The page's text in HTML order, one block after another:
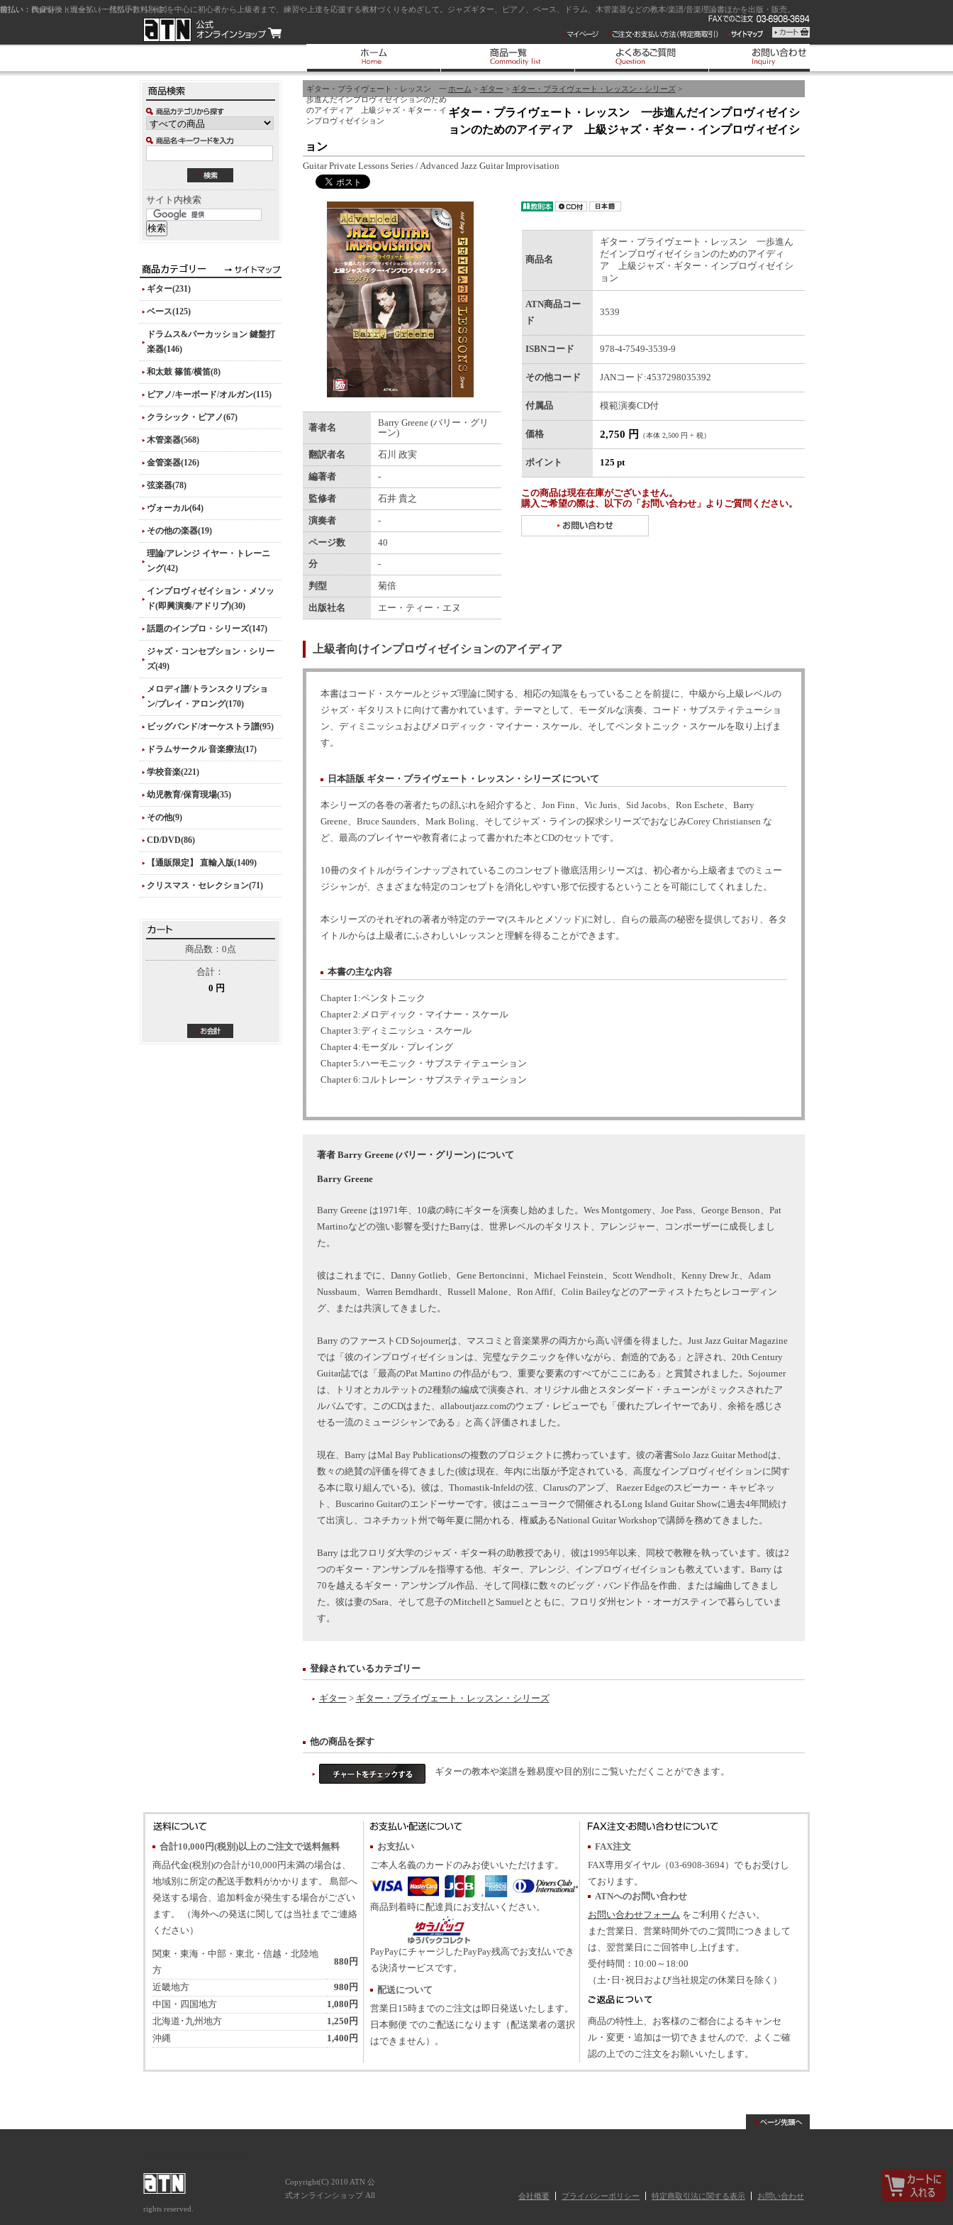
ジャズを中心に初心者から上級者まで、練習や上達を応援する教材づくりをめざして。ジャズギター、ピアノ、ベース、ドラム、木管楽器などの教本/楽譜/音楽理論書ほかを出版・販売。
サイト内検索
ギター(231)
ベース(125)
ドラムス&パーカッション 鍵盤打
楽器(146)
和太鼓 篠笛/横笛(8)
ピアノ/キーボード/オルガン(115)
クラシック・ピアノ(67)
木管楽器(568)
金管楽器(126)
弦楽器(78)
ヴォーカル(64)
その他の楽器(19)
理論/アレンジ イヤー・トレーニ
ング(42)
インプロヴィゼイション・メソッ
ド(即興演奏/アドリブ)(30)
話題のインプロ・シリーズ(147)
ジャズ・コンセプション・シリー
ズ(49)
メロディ譜/トランスクリプショ
ン/プレイ・アロング(170)
ビッグバンド/オーケストラ譜(95)
ドラムサークル 音楽療法(17)
学校音楽(221)
幼児教育/保育現場(35)
その他(9)
CD/DVD(86)
【通販限定】 直輸入版(1409)
クリスマス・セレクション(71)
商品数：0点
合計：
0 円
ホーム > ギター > ギター・プライヴェート・レッスン・シリーズ>
ギター・プライヴェート・レッスン 一
歩進んだインプロヴィゼイションのため
のアイディア 上級ジャズ・ギター・イ
ンプロヴィゼイション
ギター・プライヴェート・レッスン 一歩進んだインプロヴィゼイシ
ョンのためのアイディア 上級ジャズ・ギター・インプロヴィゼイシ
ョン
Guitar Private Lessons Series / Advanced Jazz Guitar Improvisation
著者名
Barry Greene (バリー・グリ
ーン)
翻訳者名 石川 政実
編著者 -
監修者 石井 貴之
演奏者 -
ページ数 40
分 -
判型 菊倍
出版社名 エー・ティー・エヌ
商品名
ギター・プライヴェート・レッスン 一歩進ん
だインプロヴィゼイションのためのアイディ
ア 上級ジャズ・ギター・インプロヴィゼイシ
ョン
ATN商品コー
ド
3539
ISBNコード 978-4-7549-3539-9
その他コード JANコード:4537298035392
付属品 模範演奏CD付
価格 2,750 円 （本体 2,500 円 + 税）
ポイント 125 pt
この商品は現在在庫がございません。
購入ご希望の際は、以下の「お問い合わせ」よりご質問ください。
上級者向けインプロヴィゼイションのアイディア
本書はコード・スケールとジャズ理論に関する、相応の知識をもっていることを前提に、中級から上級レベルの
ジャズ・ギタリストに向けて書かれています。テーマとして、モーダルな演奏、コード・サブスティテューショ
ン、ディミニッシュおよびメロディック・マイナー・スケール、そしてペンタトニック・スケールを取り上げま
す。
日本語版 ギター・プライヴェート・レッスン・シリーズ について
本シリーズの各巻の著者たちの顔ぶれを紹介すると、Jon Finn、Vic Juris、Sid Jacobs、Ron Eschete、Barry
Greene、Bruce Saunders、Mark Boling、そしてジャズ・ラインの探求シリーズでおなじみCorey Christiansen な
ど、最高のプレイヤーや教育者によって書かれた本とCDのセットです。
10冊のタイトルがラインナップされているこのコンセプト徹底活用シリーズは、初心者から上級者までのミュー
ジシャンが、さまざまな特定のコンセプトを消化しやすい形で伝授するということを可能にしてくれました。
本シリーズのそれぞれの著者が特定のテーマ(スキルとメソッド)に対し、自らの最高の秘密を提供しており、各タ
イトルからは上級者にふさわしいレッスンと理解を得ることができます。
本書の主な内容
Chapter 1:ペンタトニック
Chapter 2:メロディック・マイナー・スケール
Chapter 3:ディミニッシュ・スケール
Chapter 4:モーダル・プレイング
Chapter 5:ハーモニック・サブスティテューション
Chapter 6:コルトレーン・サブスティテューション
著者 Barry Greene (バリー・グリーン) について
Barry Greene
Barry Greene は1971年、10歳の時にギターを演奏し始めました。Wes Montgomery、Joe Pass、George Benson、Pat
Martinoなどの強い影響を受けたBarryは、世界レベルのギタリスト、アレンジャー、コンポーザーに成長しまし
た。
彼はこれまでに、Danny Gotlieb、Gene Bertoncinni、Michael Feinstein、Scott Wendholt、Kenny Drew Jr.、Adam
Nussbaum、Warren Berndhardt、Russell Malone、Ron Affif、Colin Baileyなどのアーティストたちとレコーディン
グ、または共演してきました。
Barry のファーストCD Sojournerは、マスコミと音楽業界の両方から高い評価を得ました。Just Jazz Guitar Magazine
では「彼のインプロヴィゼイションは、完璧なテクニックを伴いながら、創造的である」と評され、20th Century
Guitar誌では「最高のPat Martino の作品がもつ、重要な要素のすべてがここにある」と賞賛されました。Sojourner
は、トリオとカルテットの2種類の編成で演奏され、オリジナル曲とスタンダード・チューンがミックスされたア
ルバムです。このCDはまた、allaboutjazz.comのウェブ・レビューでも「優れたプレイヤーであり、余裕を感じさ
せる一流のミュージシャンである」と高く評価されました。
現在、Barry はMal Bay Publicationsの複数のプロジェクトに携わっています。彼の著書Solo Jazz Guitar Methodは、
数々の絶賛の評価を得てきました(彼は現在、年内に出版が予定されている、高度なインプロヴィゼイションに関す
る本に取り組んでいる)。彼は、Thomastik-Infeldの弦、Clarusのアンプ、 Raezer Edgeのスピーカー・キャビネッ
ト、Buscarino Guitarのエンドーサーです。彼はニューヨークで開催されるLong Island Guitar Showに過去4年間続け
て出演し、コネチカット州で毎年夏に開かれる、権威あるNational Guitar Workshopで講師を務めてきました。
Barry は北フロリダ大学のジャズ・ギター科の助教授であり、彼は1995年以来、同校で教鞭を執っています。彼は2
つのギター・アンサンブルを指導する他、ギター、アレンジ、インプロヴィゼイションも教えています。Barry は
70を越えるギター・アンサンブル作品、そして同様に数々のビッグ・バンド作品を作曲、または編曲してきまし
た。彼は妻のSara、そして息子のMitchellとSamuelとともに、フロリダ州セント・オーガスティンで暮らしていま
す。
登録されているカテゴリー
ギター > ギター・プライヴェート・レッスン・シリーズ
他の商品を探す
ギターの教本や楽譜を難易度や目的別にご覧いただくことができます。
合計10,000円(税別)以上のご注文で送料無料
商品代金(税別)の合計が10,000円未満の場合は、
地域別に所定の配送手数料がかかります。 島部へ
発送する場合、追加料金が発生する場合がござい
ます。 （海外への発送に関しては当社までご連絡
ください）
関東・東海・中部・東北・信越・北陸地
方
880円
近畿地方
980円
中国・四国地方
1,080円
北海道･九州地方
1,250円
沖縄
1,400円
お支払い
前払い：クレジットカード（一括払い）
ご本人名義のカードのみお使いいただけます。
後払い：代金引換（現金払い・代引手数料別途）
商品到着時に配達員にお支払いください。
前払い：PayPay
PayPayにチャージしたPayPay残高でお支払いでき
る決済サービスです。
配送について
営業日15時までのご注文は即日発送いたします。
日本郵便 でのご配送になります（配送業者の選択
はできません）。
FAX注文
FAX専用ダイヤル（03-6908-3694）でもお受けし
ております。
ATNへのお問い合わせ
お問い合わせフォーム をご利用ください。
また営業日、営業時間外でのご質問につきまして
は、翌営業日にご回答申し上げます。
受付時間：10:00～18:00
（土･日･祝日および当社規定の休業日を除く）
商品の特性上、お客様のご都合によるキャンセ
ル・変更・追加は一切できませんので、よくご確
認の上でのご注文をお願いいたします。
Copyright(C) 2010 ATN 公
式オンラインショップ All
rights reserved.
会社概要 プライバシーポリシー 特定商取引法に関する表示 お問い合わせ